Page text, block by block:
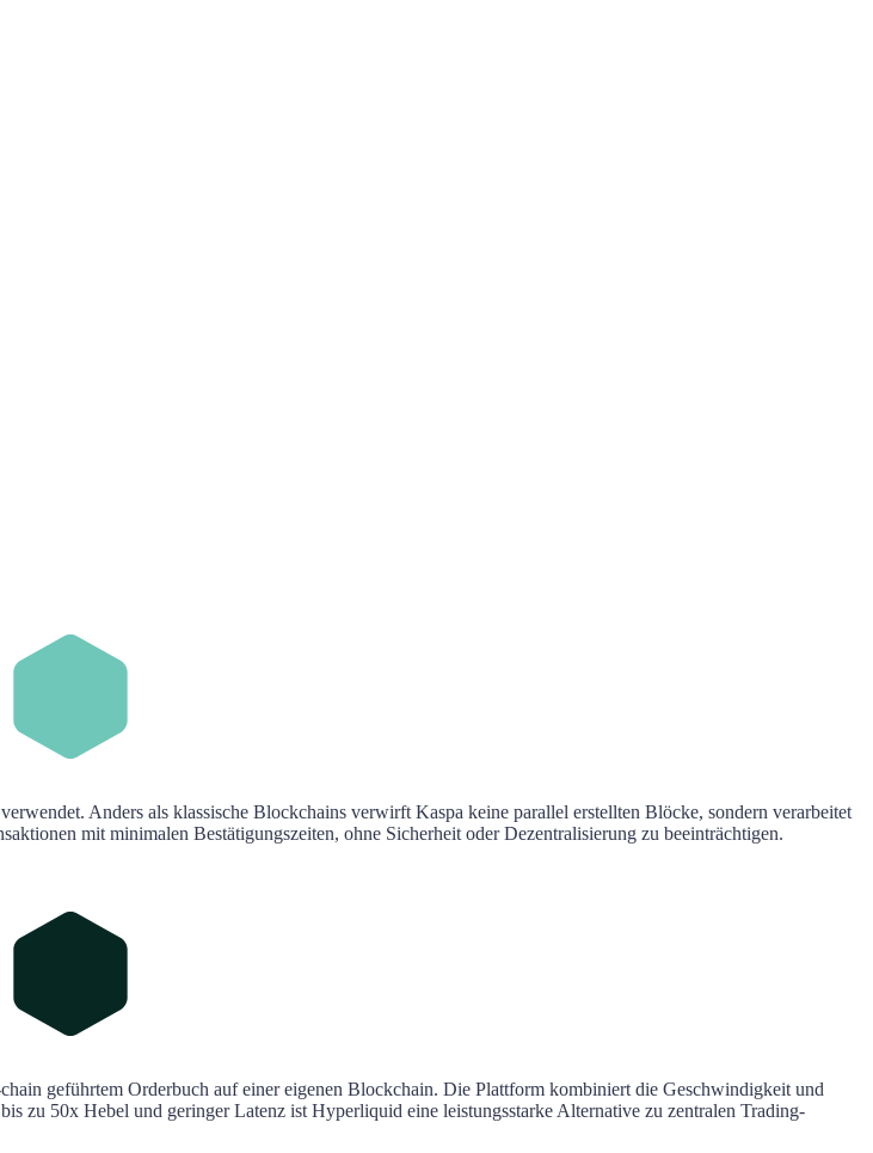
Anders als klassische Blockchains verwirft Kaspa keine parallel erstellten Blöcke, sondern verarbeitet
mit minimalen Bestätigungszeiten, ohne Sicherheit oder Dezentralisierung zu beeinträchtigen.
geführtem Orderbuch auf einer eigenen Blockchain. Die Plattform kombiniert die Geschwindigkeit und
zu 50x Hebel und geringer Latenz ist Hyperliquid eine leistungsstarke Alternative zu zentralen Trading-